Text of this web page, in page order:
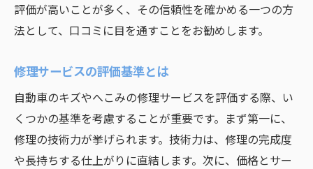
評価が高いことが多く、その信頼性を確かめる一つの方
法として、口コミに目を通すことをお勧めします。
修理サービスの評価基準とは
自動車のキズやへこみの修理サービスを評価する際、い
くつかの基準を考慮することが重要です。まず第一に、
修理の技術力が挙げられます。技術力は、修理の完成度
や長持ちする仕上がりに直結します。次に、価格とサー